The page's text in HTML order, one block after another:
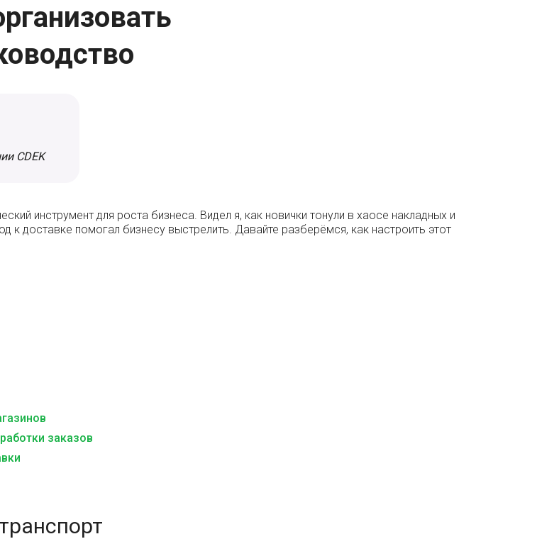
CDEK
инструмент для роста бизнеса. Видел я, как новички тонули в хаосе накладных и
к доставке помогал бизнесу выстрелить. Давайте разберёмся, как настроить этот
заказов